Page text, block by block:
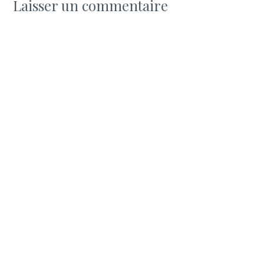
Laisser un commentaire